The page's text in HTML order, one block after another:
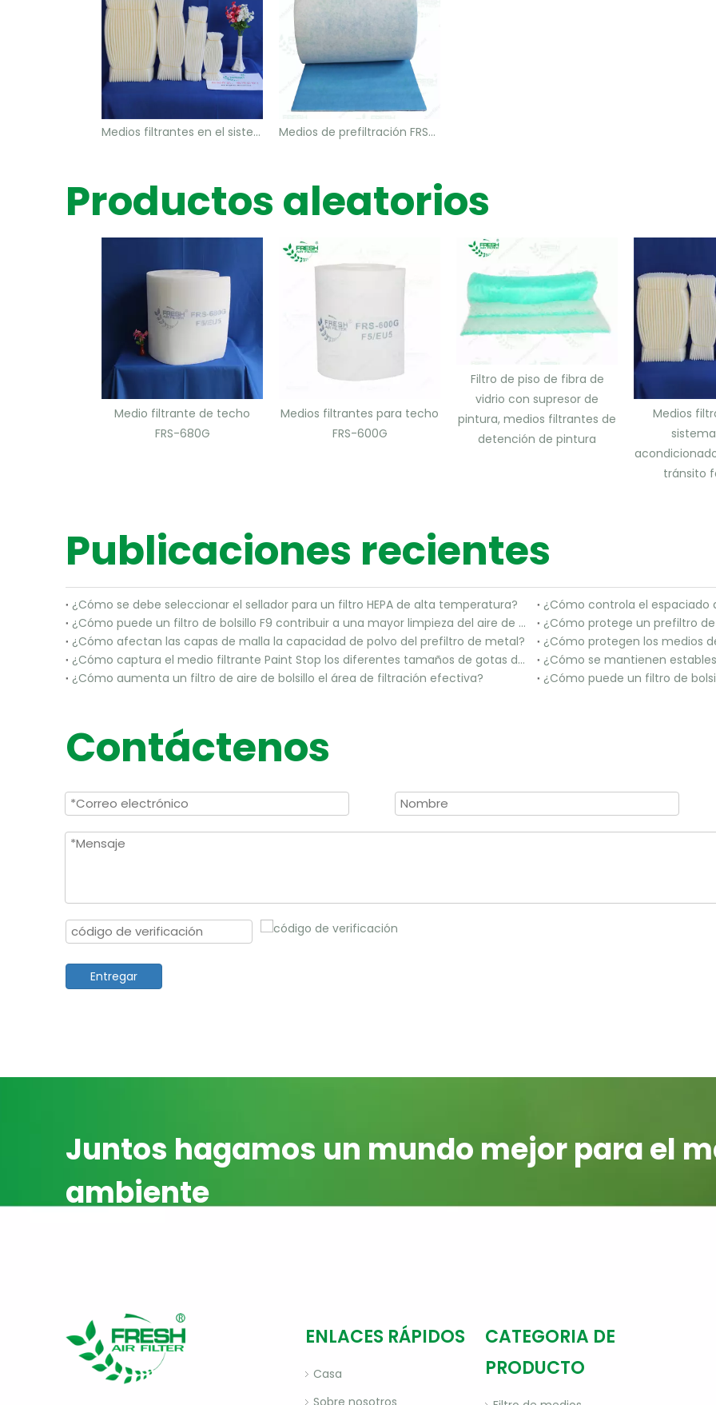
Medios filtrantes en el sistema de aire acondicionado del metro de tránsito ferroviario Medios de prefiltración FRS-30
Productos aleatorios
Medio filtrante de techo
FRS-680G
Medios filtrantes para techo
FRS-600G
Filtro de piso de fibra de
vidrio con supresor de
pintura, medios filtrantes de
detención de pintura
Medios
tránsito
Publicaciones recientes
¿Cómo se debe seleccionar el sellador para un filtro HEPA de alta temperatura?
¿Cómo puede un filtro de bolsillo F9 contribuir a una mayor limpieza del aire de suministro?
¿Cómo protege un prefiltro de
¿Cómo afectan las capas de malla la capacidad de polvo del prefiltro de metal?
¿Cómo protegen los medios
¿Cómo captura el medio filtrante Paint Stop los diferentes tamaños de gotas de exceso de pulverización?
¿Cómo aumenta un filtro de aire de bolsillo el área de filtración efectiva?
Contáctenos
Entregar
Juntos hagamos un mundo mejor para el
ambiente
ENLACES RÁPIDOS
Casa
Sobre nosotros
CATEGORIA DE
PRODUCTO